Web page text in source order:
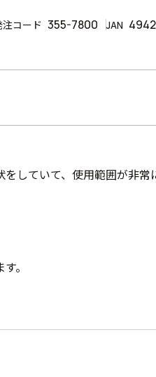
注コード 355-7800 JAN
していて、使用範囲が非常
。